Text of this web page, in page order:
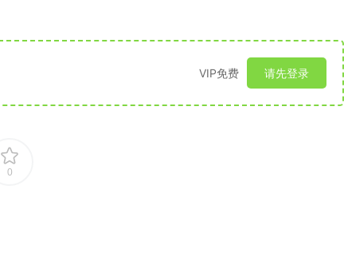
VIP免费 请先登录
0